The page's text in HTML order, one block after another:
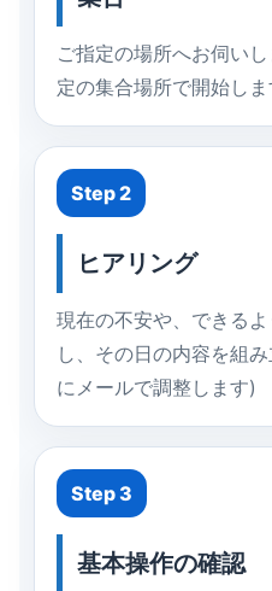
ご指定の場所へお伺い
定の集合場所で開始しま
Step 2
ヒアリング
現在の不安や、できる
し、その日の内容を組
にメールで調整します)
Step 3
基本操作の確認